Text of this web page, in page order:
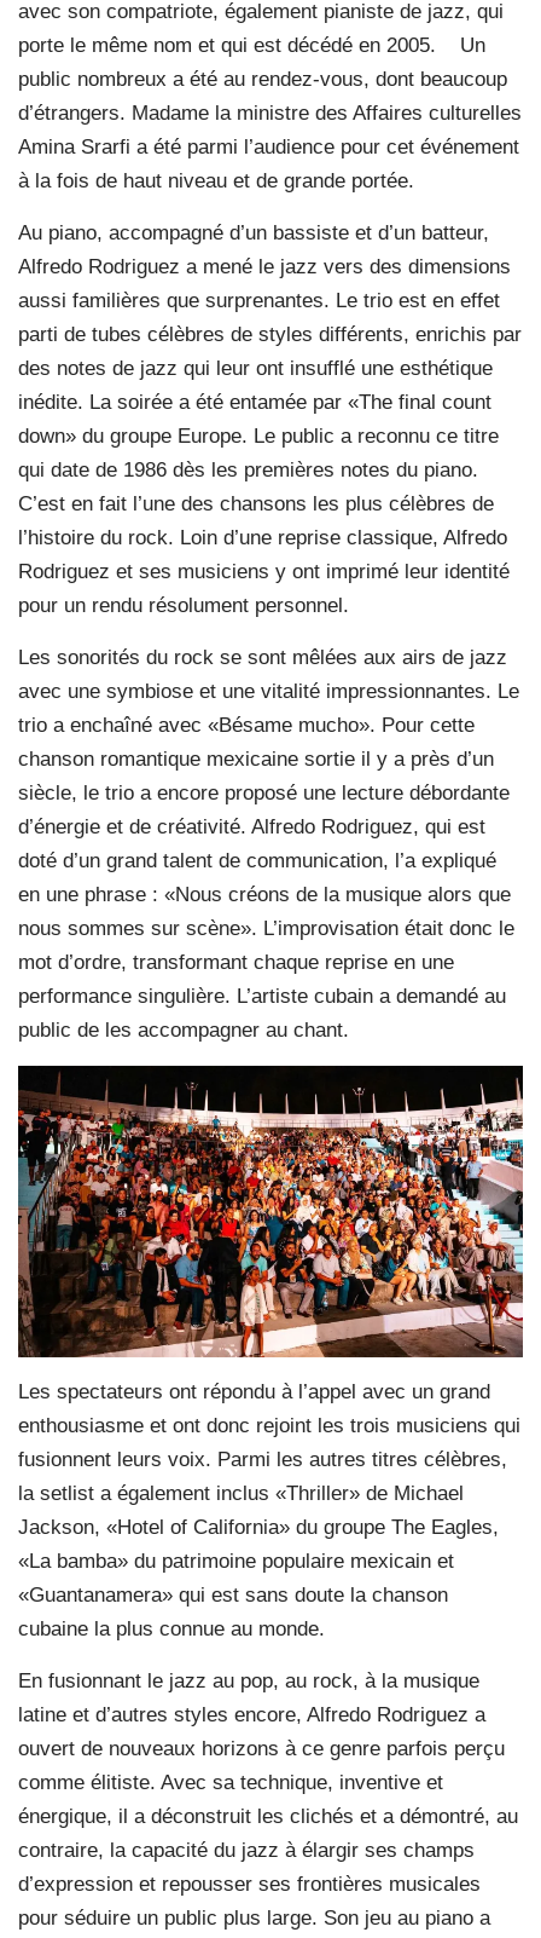
avec son compatriote, également pianiste de jazz, qui
porte le même nom et qui est décédé en 2005.
Un
public nombreux a été au rendez-vous, dont beaucoup
d’étrangers. Madame la ministre des Affaires culturelles
Amina Srarfi a été parmi l’audience pour cet événement
à la fois de haut niveau et de grande portée.
Au piano, accompagné d’un bassiste et d’un batteur,
Alfredo Rodriguez a mené le jazz vers des dimensions
aussi familières que surprenantes. Le trio est en effet
parti de tubes célèbres de styles différents, enrichis par
des notes de jazz qui leur ont insufflé une esthétique
inédite. La soirée a été entamée par «The final count
down» du groupe Europe. Le public a reconnu ce titre
qui date de 1986 dès les premières notes du piano.
C’est en fait l’une des chansons les plus célèbres de
l’histoire du rock. Loin d’une reprise classique, Alfredo
Rodriguez et ses musiciens y ont imprimé leur identité
pour un rendu résolument personnel.
Les sonorités du rock se sont mêlées aux airs de jazz
avec une symbiose et une vitalité impressionnantes. Le
trio a enchaîné avec «Bésame mucho». Pour cette
chanson romantique mexicaine sortie il y a près d’un
siècle, le trio a encore proposé une lecture débordante
d’énergie et de créativité. Alfredo Rodriguez, qui est
doté d’un grand talent de communication, l’a expliqué
en une phrase : «Nous créons de la musique alors que
nous sommes sur scène». L’improvisation était donc le
mot d’ordre, transformant chaque reprise en une
performance singulière. L’artiste cubain a demandé au
public de les accompagner au chant.
Les spectateurs ont répondu à l’appel avec un grand
enthousiasme et ont donc rejoint les trois musiciens qui
fusionnent leurs voix. Parmi les autres titres célèbres,
la setlist a également inclus «Thriller» de Michael
Jackson, «Hotel of California» du groupe The Eagles,
«La bamba» du patrimoine populaire mexicain et
«Guantanamera» qui est sans doute la chanson
cubaine la plus connue au monde.
En fusionnant le jazz au pop, au rock, à la musique
latine et d’autres styles encore, Alfredo Rodriguez a
ouvert de nouveaux horizons à ce genre parfois perçu
comme élitiste. Avec sa technique, inventive et
énergique, il a déconstruit les clichés et a démontré, au
contraire, la capacité du jazz à élargir ses champs
d’expression et repousser ses frontières musicales
pour séduire un public plus large. Son jeu au piano a